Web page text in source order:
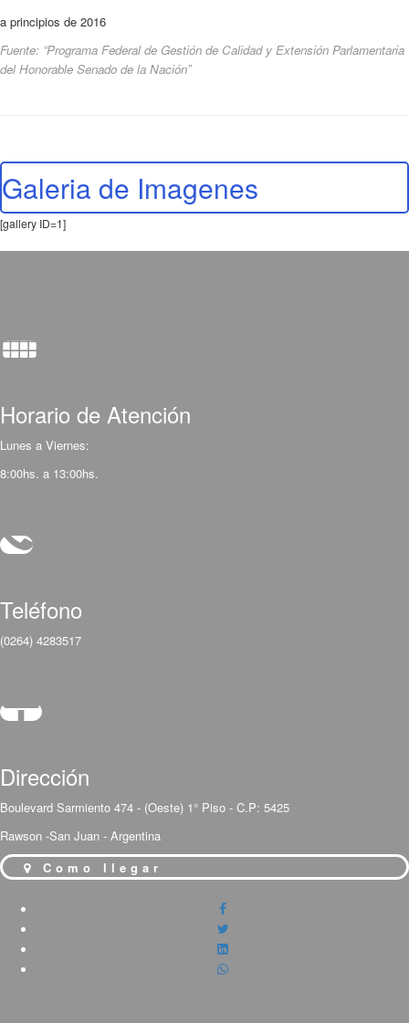
a principios de 2016
Fuente: “Programa Federal de Gestión de Calidad y Extensión Parlamentaria
del Honorable Senado de la Nación”
Galeria de Imagenes
[gallery ID=1]
Horario de Atención
Lunes a Viernes:
8:00hs. a 13:00hs.
Teléfono
(0264) 4283517
Dirección
Boulevard Sarmiento 474 - (Oeste) 1° Piso - C.P: 5425
Rawson -San Juan - Argentina
Como llegar